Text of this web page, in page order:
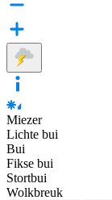
Miezer
Lichte bui
Bui
Fikse bui
Stortbui
Wolkbreuk